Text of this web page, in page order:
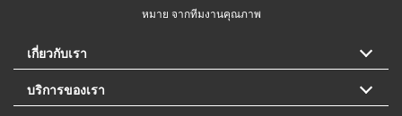
หมาย จากทีมงานคุณภาพ
เกี่ยวกับเรา
บริการของเรา